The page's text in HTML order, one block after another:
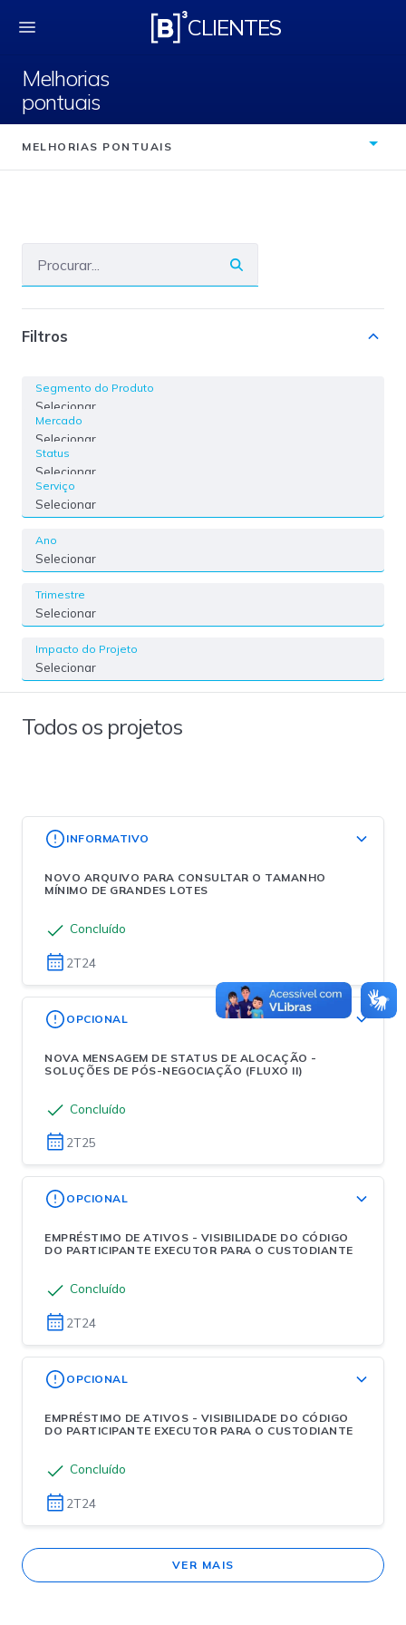
Melhorias pontuais
CLIENTES
Melhorias
pontuais
MELHORIAS PONTUAIS
Filtros
Segmento do Produto
Selecionar
Mercado
Selecionar
Status
Selecionar
Serviço
Selecionar
Ano
Selecionar
Trimestre
Selecionar
Impacto do Projeto
Selecionar
Todos os projetos
NOVO ARQUIVO PARA CONSULTAR O TAMANHO
MÍNIMO DE GRANDES LOTES
Concluído
INFORMATIVO
2T24
NOVA MENSAGEM DE STATUS DE ALOCAÇÃO -
SOLUÇÕES DE PÓS-NEGOCIAÇÃO (FLUXO II)
Concluído
OPCIONAL
2T25
EMPRÉSTIMO DE ATIVOS - VISIBILIDADE DO CÓDIGO
DO PARTICIPANTE EXECUTOR PARA O CUSTODIANTE
Concluído
OPCIONAL
2T24
EMPRÉSTIMO DE ATIVOS - VISIBILIDADE DO CÓDIGO
DO PARTICIPANTE EXECUTOR PARA O CUSTODIANTE
Concluído
OPCIONAL
2T24
VER MAIS